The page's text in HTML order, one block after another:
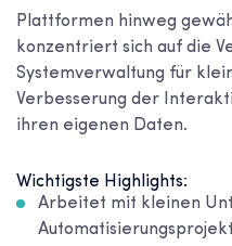
Plattformen hinweg
konzentriert sich auf die
Systemverwaltung für
Verbesserung der
ihren eigenen Daten.
Wichtigste Highlights:
Arbeitet mit kleinen